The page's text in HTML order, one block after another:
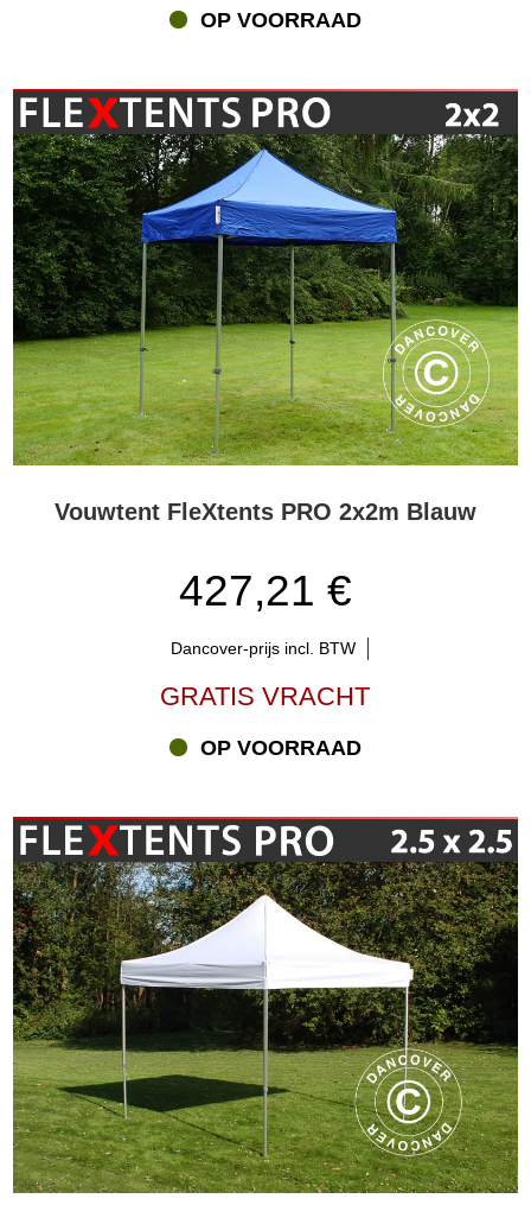
OP VOORRAAD
Vouwtent FleXtents PRO 2x2m Blauw
427,21 €
Dancover-prijs incl. BTW
GRATIS VRACHT
OP VOORRAAD